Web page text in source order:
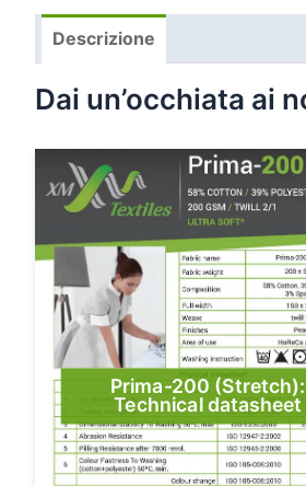
Descrizione
Dai un’occhiata ai
Prima-200 (Stretch):
Technical datasheet